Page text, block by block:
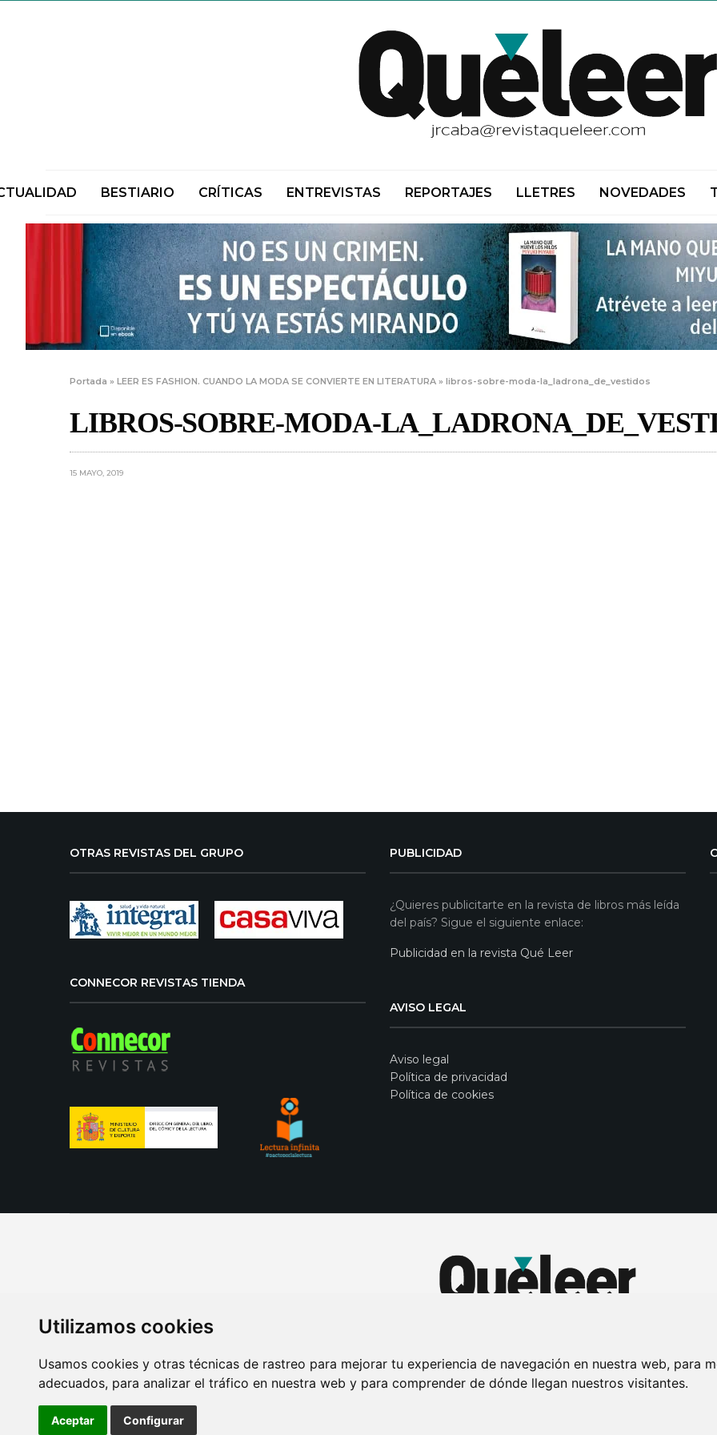
Utilizamos cookies
Usamos cookies y otras técnicas de rastreo para mejorar tu experiencia de navegación en nuestra web, para
adecuados, para analizar el tráfico en nuestra web y para comprender de dónde llegan nuestros visitantes.
Aceptar Configurar
BESTIARIO CRÍTICAS ENTREVISTAS REPORTAJES LLETRES NOVEDADES
Portada »LEER ES FASHION. CUANDO LA MODA SE CONVIERTE EN LITERATURA »libros-sobre-moda-la_ladrona_de_vestidos
LIBROS-SOBRE-MODA-
15 MAYO, 2019
OTRAS REVISTAS DEL GRUPO
CONNECOR REVISTAS TIENDA
PUBLICIDAD
¿Quieres publicitarte en la revista de libros más leída
del país? Sigue el siguiente enlace:
Publicidad en la revista Qué Leer
AVISO LEGAL
Aviso legal
Política de privacidad
Política de cookies
AVISO LEGAL POLITICA DE COOKIES POLITICA DE PRIVACIDAD PUBLICIDAD EN LA REVISTA QUÉ LEER SORTEO-